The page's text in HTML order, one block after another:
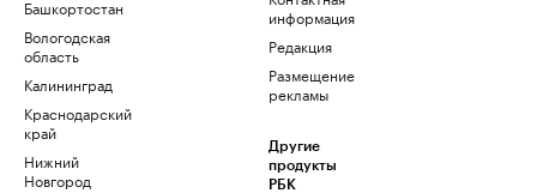
Башкортостан
Вологодская
область
Калининград
Краснодарский
край
Нижний
Новгород
информация
Редакция
Размещение
рекламы
Другие
продукты
РБК